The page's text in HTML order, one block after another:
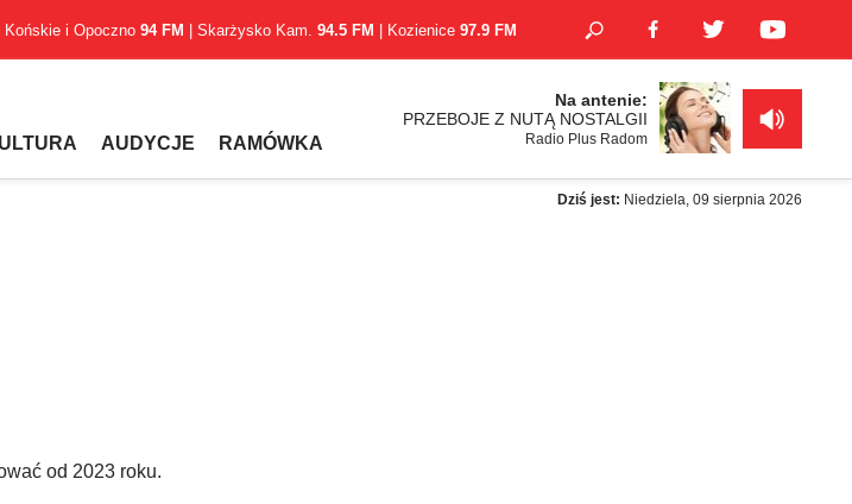
Końskie i Opoczno 94 FM | Skarżysko Kam. 94.5 FM | Kozienice 97.9 FM
AUDYCJE RAMÓWKA
Na antenie:
PRZEBOJE Z NUTĄ NOSTALGII
Radio Plus Radom
Dziś jest: Niedziela, 09 sierpnia 2026
od 2023 roku.